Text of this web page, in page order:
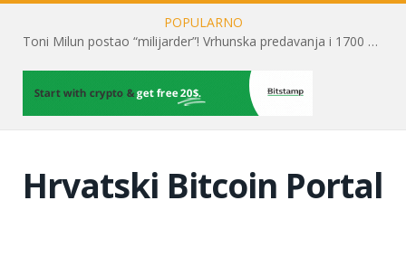
POPULARNO
Toni Milun postao “milijarder”! Vrhunska predavanja i 1700 posjetitelja obilježili su mjesec financijske pismenosti
Hrvatski Bitcoin Portal